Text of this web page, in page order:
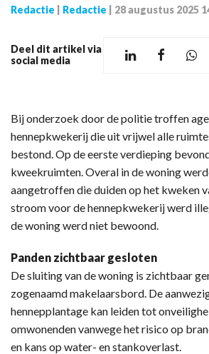
Redactie Redactie 28 augustus 2025
Deel dit artikel via
social media
Bij onderzoek door de politie troffen
hennepkwekerij die uit vrijwel alle
bestond. Op de eerste verdieping
kweekruimten. Overal in de woning
aangetroffen die duiden op het kweken
stroom voor de hennepkwekerij werd
de woning werd niet bewoond.
Panden zichtbaar gesloten
De sluiting van de woning is zichtbaar
zogenaamd makelaarsbord. De
hennepplantage kan leiden tot
omwonenden vanwege het risico op
en kans op water- en stankoverlast.